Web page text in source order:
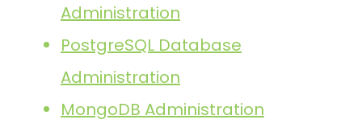
Administration
PostgreSQL Database
Administration
MongoDB Administration